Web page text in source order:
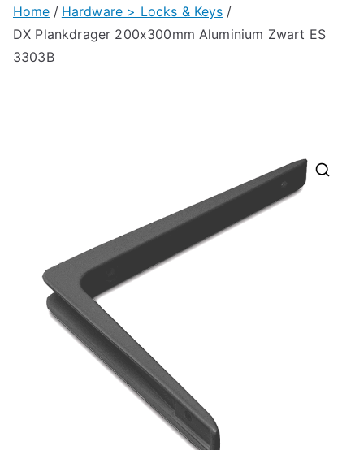
Home
Hardware > Locks & Keys
DX Plankdrager 200x300mm Aluminium Zwart ES
3303B